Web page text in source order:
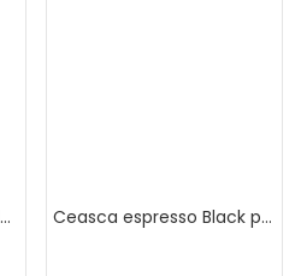
Ceai Cotecho Gunpowder 20 piramide Ceasca espresso Black prestige